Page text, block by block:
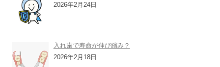
2026年2月24日
入れ歯で寿命が伸び縮み？
2026年2月18日